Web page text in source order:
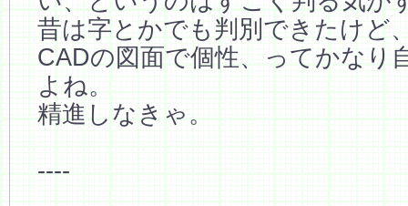
昔は字とかでも判別できたけど
CADの図面で個性、ってかなり
よね。
精進しなきゃ。
----